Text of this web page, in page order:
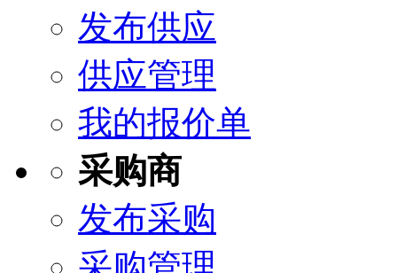
发布供应
供应管理
我的报价单
采购商
发布采购